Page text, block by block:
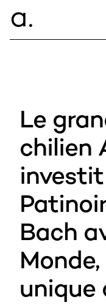
a
Le
chilien
Bach
unique
+33